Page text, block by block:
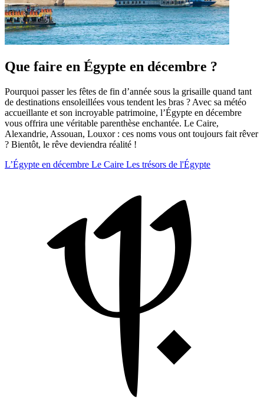
Que faire en Égypte en décembre ?
Pourquoi passer les fêtes de fin d’année sous la grisaille quand tant
de destinations ensoleillées vous tendent les bras ? Avec sa météo
accueillante et son incroyable patrimoine, l’Égypte en décembre
vous offrira une véritable parenthèse enchantée. Le Caire,
Alexandrie, Assouan, Louxor : ces noms vous ont toujours fait rêver
? Bientôt, le rêve deviendra réalité !
L’Égypte en décembre Le Caire Les trésors de l'Égypte